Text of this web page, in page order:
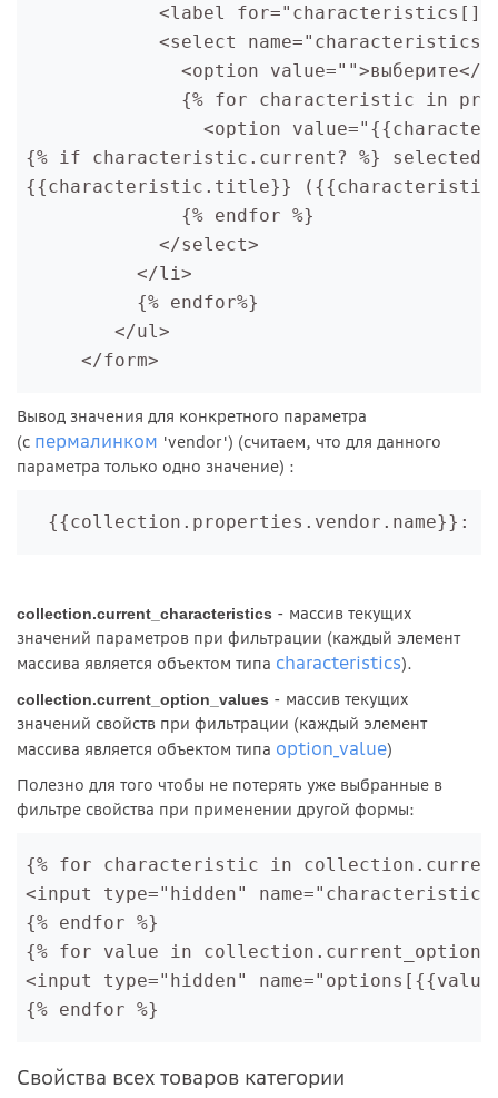
<label
<select name="characteristics[]"
<option value="">выберите</
{% for characteristic in
<option
{% if characteristic.current? %}
{{characteristic.title}}
{% endfor %}
</select>
</li>
{% endfor%}
</ul>
</form>
Вывод значения для конкретного параметра
(с пермалинком 'vendor') (считаем, что для данного
параметра только одно значение) :
collection.current_characteristics - массив текущих
значений параметров при фильтрации (каждый элемент
массива является объектом типа characteristics).
collection.current_option_values - массив текущих
значений свойств при фильтрации (каждый элемент
массива является объектом типа option_value)
Полезно для того чтобы не потерять уже выбранные в
фильтре свойства при применении другой формы:
{% for characteristic in
<input type="hidden"
{% endfor %}
{% for value in
<input type="hidden"
{% endfor %}
Свойства всех товаров категории